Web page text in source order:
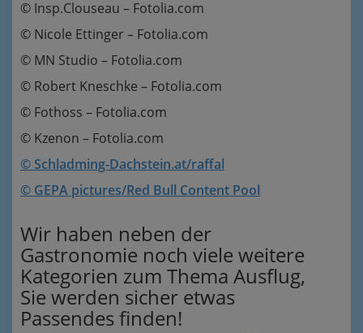
© Insp.Clouseau – Fotolia.com
© Nicole Ettinger – Fotolia.com
© MN Studio – Fotolia.com
© Robert Kneschke – Fotolia.com
© Fothoss – Fotolia.com
© Kzenon – Fotolia.com
© Schladming-Dachstein.at/raffal
© GEPA pictures/Red Bull Content Pool
Wir haben neben der
Gastronomie noch viele weitere
Kategorien zum Thema Ausflug,
Sie werden sicher etwas
Passendes finden!